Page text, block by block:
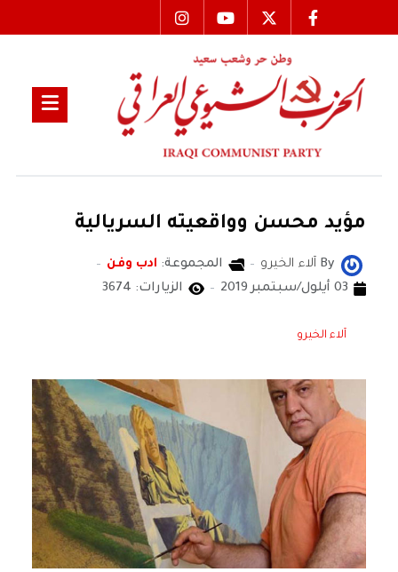
مؤيد محسن وواقعيته السريالية
By آلاء الخيرو المجموعة: ادب وفن
03 أيلول/سبتمبر 2019
الزيارات: 3674
آلاء الخيرو